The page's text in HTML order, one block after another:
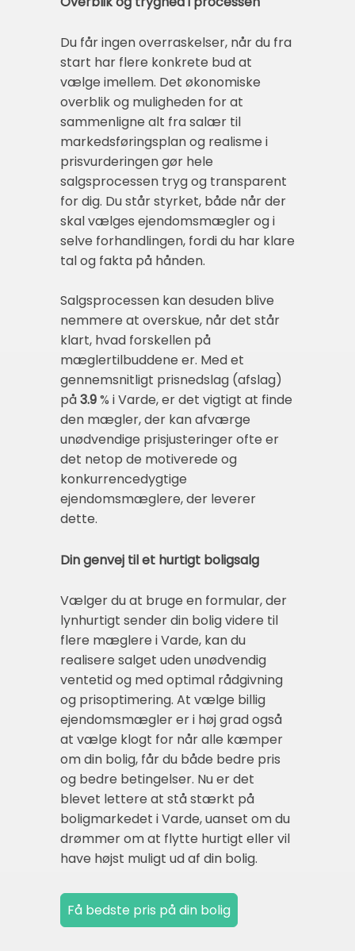
Du får ingen overraskelser, når du fra
start har flere konkrete bud at
vælge imellem. Det økonomiske
overblik og muligheden for at
sammenligne alt fra salær til
markedsføringsplan og realisme i
prisvurderingen gør hele
salgsprocessen tryg og transparent
for dig. Du står styrket, både når der
skal vælges ejendomsmægler og i
selve forhandlingen, fordi du har klare
tal og fakta på hånden.
Salgsprocessen kan desuden blive
nemmere at overskue, når det står
klart, hvad forskellen på
mæglertilbuddene er. Med et
gennemsnitligt prisnedslag (afslag)
på3.9% i Varde, er det vigtigt at finde
den mægler, der kan afværge
unødvendige prisjusteringer ofte er
det netop de motiverede og
konkurrencedygtige
ejendomsmæglere, der leverer
dette.
Din genvej til et hurtigt boligsalg
Vælger du at bruge en formular, der
lynhurtigt sender din bolig videre til
flere mæglere i Varde, kan du
realisere salget uden unødvendig
ventetid og med optimal rådgivning
og prisoptimering. At vælge billig
ejendomsmægler er i høj grad også
at vælge klogt for når alle kæmper
om din bolig, får du både bedre pris
og bedre betingelser. Nu er det
blevet lettere at stå stærkt på
boligmarkedet i Varde, uanset om du
drømmer om at flytte hurtigt eller vil
have højst muligt ud af din bolig.